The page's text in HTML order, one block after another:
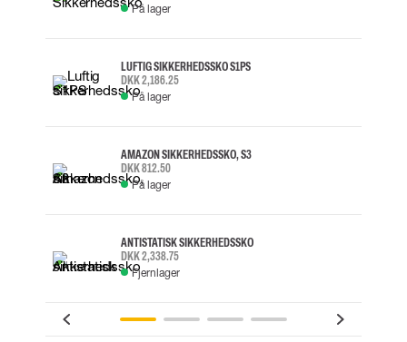
På lager
LUFTIG SIKKERHEDSSKO S1PS
DKK 2,186.25
På lager
AMAZON SIKKERHEDSSKO, S3
DKK 812.50
På lager
ANTISTATISK SIKKERHEDSSKO
DKK 2,338.75
Fjernlager